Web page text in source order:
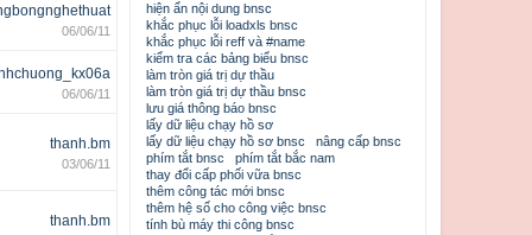
06/06/11
06/06/11
thanh.bm
03/06/11
thanh.bm
hiện ẩn nội dung bnsc
khắc phục lỗi loadxls bnsc
khắc phục lỗi reff và #name
kiểm tra các bảng biểu bnsc
làm tròn giá trị dự thầu
làm tròn giá trị dự thầu bnsc
lưu giá thông báo bnsc
lấy dữ liệu chạy hồ sơ
lấy dữ liệu chạy hồ sơ bnsc
nâng cấp bnsc
phím tắt bnsc
phím tắt bắc nam
thay đổi cấp phối vữa bnsc
thêm công tác mới bnsc
thêm hệ số cho công việc bnsc
tính bù máy thi công bnsc